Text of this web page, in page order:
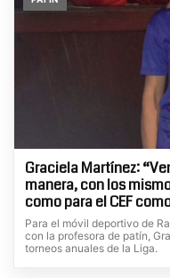
Graciela Martínez:
manera, con los
como para el CEF
Para el móvil deportivo de
con la profesora de patín,
torneos anuales de la Liga.